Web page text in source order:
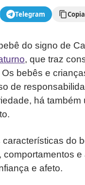
Telegram
do signo de
, que traz
bebês e
de
há também
do
e afeto.